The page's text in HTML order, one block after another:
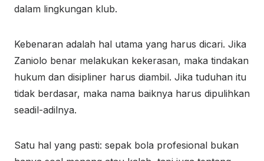
dalam lingkungan klub.
Kebenaran adalah hal utama yang harus dicari. Jika
Zaniolo benar melakukan kekerasan, maka tindakan
hukum dan disipliner harus diambil. Jika tuduhan itu
tidak berdasar, maka nama baiknya harus dipulihkan
seadil-adilnya.
Satu hal yang pasti: sepak bola profesional bukan